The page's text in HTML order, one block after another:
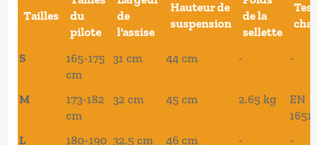
Tailles
du
pilote
de
l'assise
Hauteur de
suspension
de la
sellette
S
165-175
cm
31 cm 44 cm - -
M
173-182
cm
32 cm 45 cm 2.65 kg
EN
L
180-190 32.5 cm 46 cm - -